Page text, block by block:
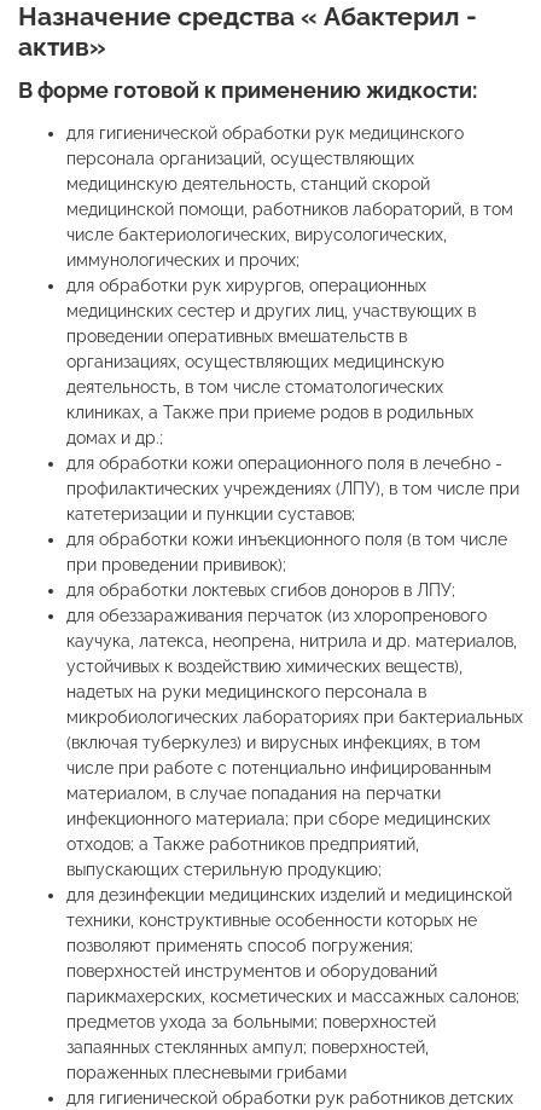
Назначение средства « Абактерил -
актив»
В форме готовой к применению жидкости:
для гигиенической обработки рук медицинского
персонала организаций, осуществляющих
медицинскую деятельность, станций скорой
медицинской помощи, работников лабораторий, в том
числе бактериологических, вирусологических,
иммунологических и прочих;
для обработки рук хирургов, операционных
медицинских сестер и других лиц, участвующих в
проведении оперативных вмешательств в
организациях, осуществляющих медицинскую
деятельность, в том числе стоматологических
клиниках, а Также при приеме родов в родильных
домах и др.;
для обработки кожи операционного поля в лечебно -
профилактических учреждениях (ЛПУ), в том числе при
катетеризации и пункции суставов;
для обработки кожи инъекционного поля (в том числе
при проведении прививок);
для обработки локтевых сгибов доноров в ЛПУ;
для обеззараживания перчаток (из хлоропренового
каучука, латекса, неопрена, нитрила и др. материалов,
устойчивых к воздействию химических веществ),
надетых на руки медицинского персонала в
микробиологических лабораториях при бактериальных
(включая туберкулез) и вирусных инфекциях, в том
числе при работе с потенциально инфицированным
материалом, в случае попадания на перчатки
инфекционного материала; при сборе медицинских
отходов; а Также работников предприятий,
выпускающих стерильную продукцию;
для дезинфекции медицинских изделий и медицинской
техники, конструктивные особенности которых не
позволяют применять способ погружения;
поверхностей инструментов и оборудований
парикмахерских, косметических и массажных салонов;
предметов ухода за больными; поверхностей
запаянных стеклянных ампул; поверхностей,
пораженных плесневыми грибами
для гигиенической обработки рук работников детских